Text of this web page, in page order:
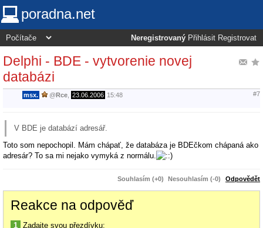
poradna.net
Neregistrovaný Přihlásit Registrovat
Delphi - BDE - vytvorenie novej
databázi
msx. @Rce 23.06.2006 15:48 #7
V BDE je databází adresář.
Toto som nepochopil. Mám chápať, že databáza je BDEčkom chápaná ako
adresár? To sa mi nejako vymyká z normálu.
Souhlasím (+0) Nesouhlasím (-0) Odpovědět
Reakce na odpověď
1 Zadajte svou přezdívku: